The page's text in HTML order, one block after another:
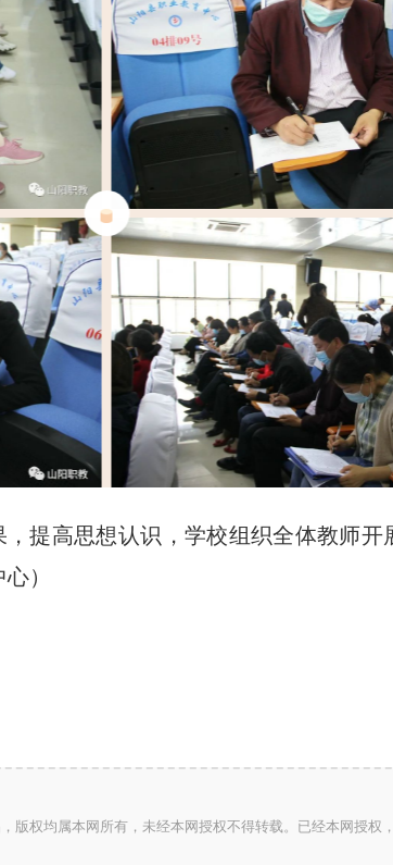
提高思想认识，学校组织全体教师开
）
版权均属本网所有，未经本网授权不得转载。已经本网授权